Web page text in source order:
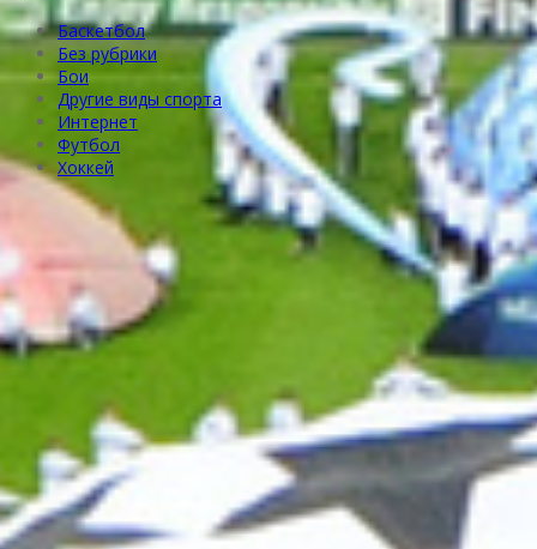
Баскетбол
Без рубрики
Бои
Другие виды спорта
Интернет
Футбол
Хоккей